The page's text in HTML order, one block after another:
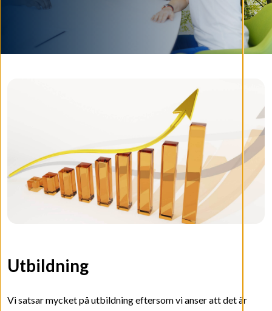
Utbildning
Vi satsar mycket på utbildning eftersom vi anser att det är